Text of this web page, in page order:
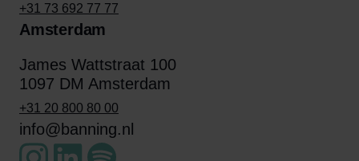
+31 73 692 77 77
Amsterdam
James Wattstraat 100
1097 DM Amsterdam
+31 20 800 80 00
info@banning.nl